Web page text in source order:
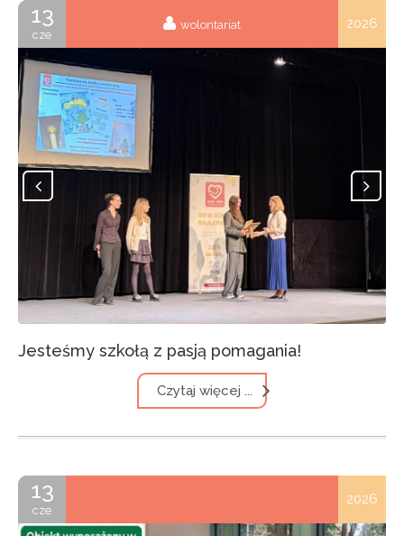
13
cze
wolontariat 2026
Jesteśmy szkołą z pasją pomagania!
Czytaj więcej ...
13
cze
2026